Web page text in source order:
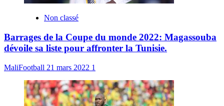
Non classé
Barrages de la Coupe du monde 2022: Magassouba
dévoile sa liste pour affronter la Tunisie.
MaliFootball 21 mars 2022 1